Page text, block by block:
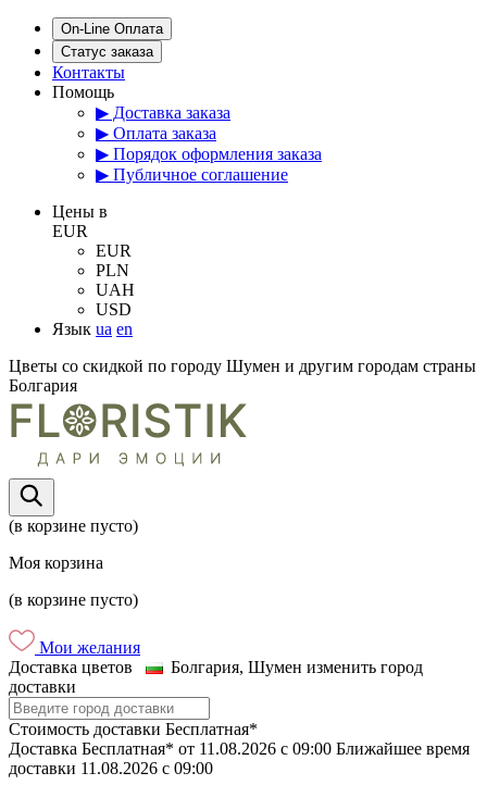
On-Line Оплата
Статус заказа
Контакты
Помощь
▶ Доставка заказа
▶ Оплата заказа
▶ Порядок оформления заказа
▶ Публичное соглашение
Цены в
EUR
EUR
PLN
UAH
USD
Язык ua en
Цветы со скидкой по городу Шумен и другим городам страны
Болгария
(в корзине пусто)
Моя корзина
(в корзине пусто)
Мои желания
Доставка цветов
Болгария, Шумен изменить город
доставки
Стоимость доставки Бесплатная*
Доставка Бесплатная* от 11.08.2026 c 09:00 Ближайшее время
доставки 11.08.2026 c 09:00